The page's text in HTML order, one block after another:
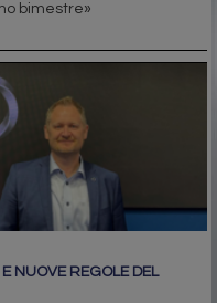
bimestre»
NUOVE REGOLE DEL